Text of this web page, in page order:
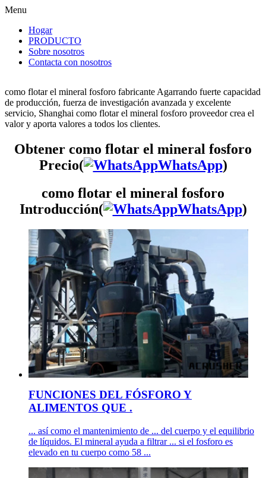
Menu
Hogar
PRODUCTO
Sobre nosotros
Contacta con nosotros
como flotar el mineral fosforo fabricante Agarrando fuerte capacidad
de producción, fuerza de investigación avanzada y excelente
servicio, Shanghai como flotar el mineral fosforo proveedor crea el
valor y aporta valores a todos los clientes.
Obtener como flotar el mineral fosforo
Precio(
WhatsApp)
como flotar el mineral fosforo
Introducción(
WhatsApp)
FUNCIONES DEL FÓSFORO Y
ALIMENTOS QUE .
... así como el mantenimiento de ... del cuerpo y el equilibrio
de líquidos. El mineral ayuda a filtrar ... si el fosforo es
elevado en tu cuerpo como 58 ...